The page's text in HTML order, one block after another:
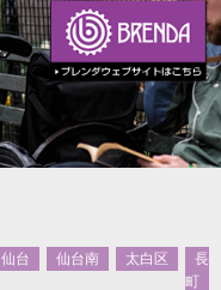
仙台 仙台南 太白区
長
町